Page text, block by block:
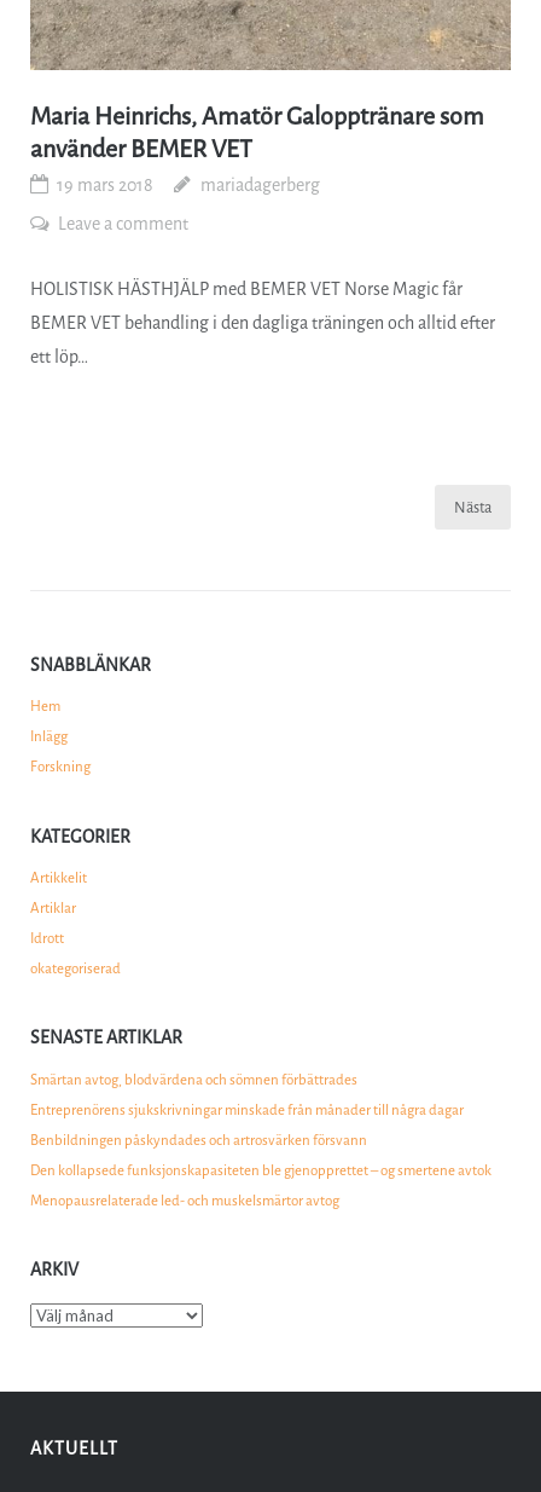
Maria Heinrichs, Amatör Galopptränare som
använder BEMER VET
19 mars 2018
mariadagerberg
Leave a comment
HOLISTISK HÄSTHJÄLP med BEMER VET Norse Magic får
BEMER VET behandling i den dagliga träningen och alltid efter
ett löp…
Nästa
SNABBLÄNKAR
Hem
Inlägg
Forskning
KATEGORIER
Artikkelit
Artiklar
Idrott
okategoriserad
SENASTE ARTIKLAR
Smärtan avtog, blodvärdena och sömnen förbättrades
Entreprenörens sjukskrivningar minskade från månader till några dagar
Benbildningen påskyndades och artrosvärken försvann
Den kollapsede funksjonskapasiteten ble gjenopprettet – og smertene avtok
Menopausrelaterade led- och muskelsmärtor avtog
ARKIV
Arkiv
AKTUELLT